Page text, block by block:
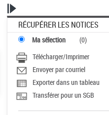
RÉCUPÉRER LES NOTICES
Ma sélection (0)
Télécharger/Imprimer
Envoyer par courriel
Exporter dans un tableau
Transférer pour un SGB